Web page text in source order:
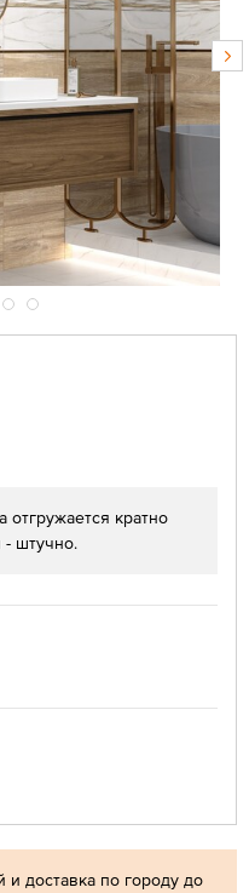
и доставка по городу до
отгружается кратно
штучно.